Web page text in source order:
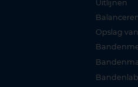
Uitlijnen
Opslag